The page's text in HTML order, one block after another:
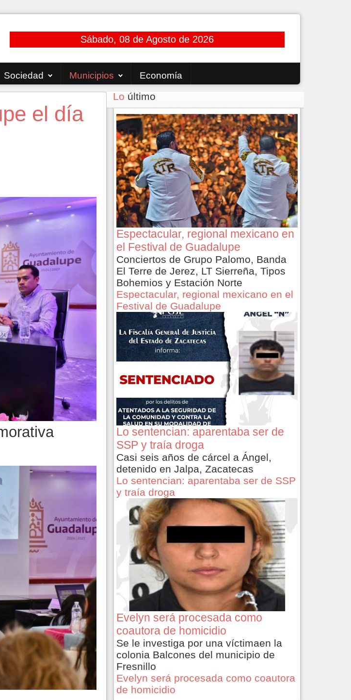
Sábado, 08 de Agosto de 2026
Sociedad Municipios Economía
el día
Lo último
Espectacular, regional mexicano en
el Festival de Guadalupe
Conciertos de Grupo Palomo, Banda
El Terre de Jerez, LT Sierreña, Tipos
Bohemios y Estación Norte
Espectacular, regional mexicano en el
Festival de Guadalupe
Lo sentencian: aparentaba ser de
SSP y traía droga
Casi seis años de cárcel a Ángel,
detenido en Jalpa, Zacatecas
Lo sentencian: aparentaba ser de SSP
y traía droga
Evelyn será procesada como
coautora de homicidio
Se le investiga por una víctimaen la
colonia Balcones del municipio de
Fresnillo
Evelyn será procesada como coautora
de homicidio